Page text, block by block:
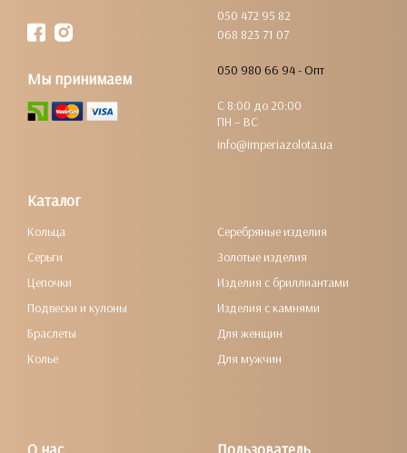
050 472 95 82
068 823 71 07
050 980 66 94 - Опт
С 8:00 до 20:00
ПН – ВС
info@imperiazolota.ua
Мы принимаем
Каталог
Кольца
Серьги
Цепочки
Подвески и кулоны
Браслеты
Колье
Серебряные изделия
Золотые изделия
Изделия с бриллиантами
Изделия с камнями
Для женщин
Для мужчин
О нас Пользователь